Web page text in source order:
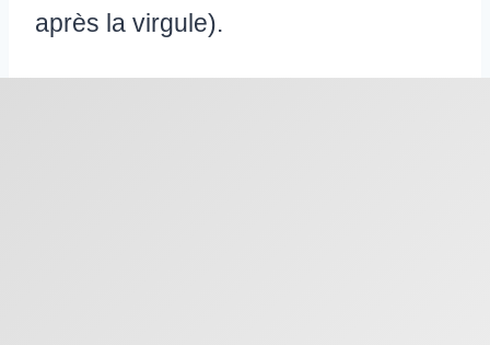
après la virgule).